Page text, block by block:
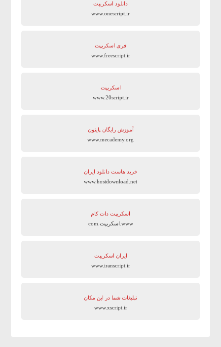
دانلود اسکریپت
www.onescript.ir
فری اسکریپت
www.freescript.ir
اسکریپت
www.20script.ir
آموزش رایگان پایتون
www.mecademy.org
خرید هاست دانلود ایران
www.hostdownload.net
اسکریپت دات کام
www.اسکریپت.com
ایران اسکریپت
www.iranscript.ir
تبلیغات شما در این مکان
www.xscript.ir